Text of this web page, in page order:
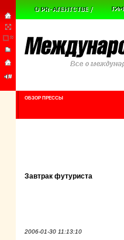
ОБЗОР ПРЕССЫ
Завтрак футуриста
2006-01-30 11:13:10